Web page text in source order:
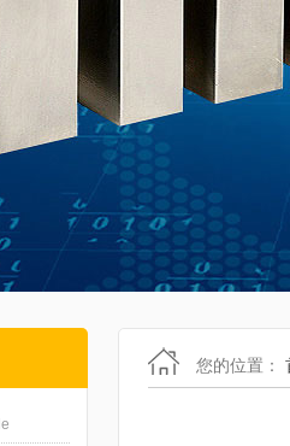
您的位置：